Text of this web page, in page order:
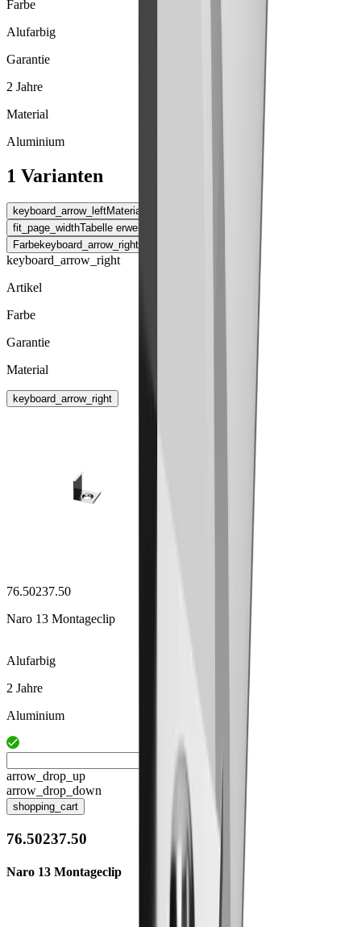
Farbe
Alufarbig
Garantie
2 Jahre
Material
Aluminium
1 Varianten
keyboard_arrow_leftMaterial
fit_page_widthTabelle erweitern
Farbekeyboard_arrow_right
keyboard_arrow_right
Artikel
Farbe
Garantie
Material
keyboard_arrow_right
76.50237.50
Naro 13 Montageclip
Alufarbig
2 Jahre
Aluminium
arrow_drop_up
arrow_drop_down
shopping_cart
76.50237.50
Naro 13 Montageclip